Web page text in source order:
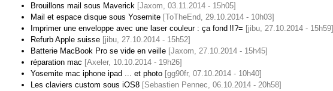
Brouillons mail sous Maverick [Jaxom, 03.11.2014 - 15h05]
Mail et espace disque sous Yosemite [ToTheEnd, 29.10.2014 - 10h03]
Imprimer une enveloppe avec une laser couleur : ça fond !!?= [jibu, 27.10.2014 - 15h59]
Refurb Apple suisse [jibu, 27.10.2014 - 15h52]
Batterie MacBook Pro se vide en veille [Jaxom, 27.10.2014 - 15h45]
réparation mac [Axeler, 10.10.2014 - 19h26]
Yosemite mac iphone ipad ... et photo [gg90fr, 07.10.2014 - 10h40]
Les claviers custom sous iOS8 [Sebastien Pennec, 06.10.2014 - 20h58]